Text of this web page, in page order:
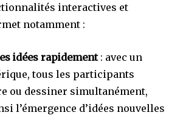
interactives et
notamment :
idées rapidement: avec un
tous les participants
ou dessiner simultanément,
l’émergence d’idées nouvelles